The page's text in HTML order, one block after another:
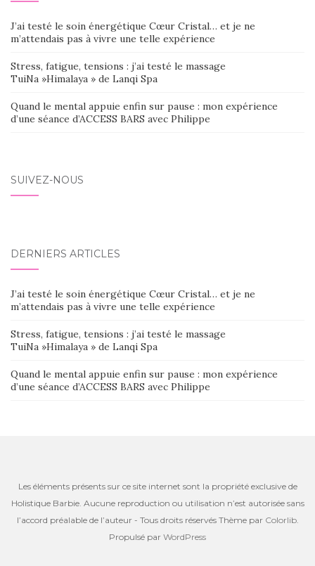
J’ai testé le soin énergétique Cœur Cristal… et je ne
m’attendais pas à vivre une telle expérience
Stress, fatigue, tensions : j’ai testé le massage
TuiNa »Himalaya » de Lanqi Spa
Quand le mental appuie enfin sur pause : mon expérience
d’une séance d’ACCESS BARS avec Philippe
SUIVEZ-NOUS
DERNIERS ARTICLES
J’ai testé le soin énergétique Cœur Cristal… et je ne
m’attendais pas à vivre une telle expérience
Stress, fatigue, tensions : j’ai testé le massage
TuiNa »Himalaya » de Lanqi Spa
Quand le mental appuie enfin sur pause : mon expérience
d’une séance d’ACCESS BARS avec Philippe
Les éléments présents sur ce site internet sont la propriété exclusive de
Holistique Barbie. Aucune reproduction ou utilisation n’est autorisée sans
l’accord préalable de l’auteur - Tous droits réservés Thème par Colorlib.
Propulsé par WordPress